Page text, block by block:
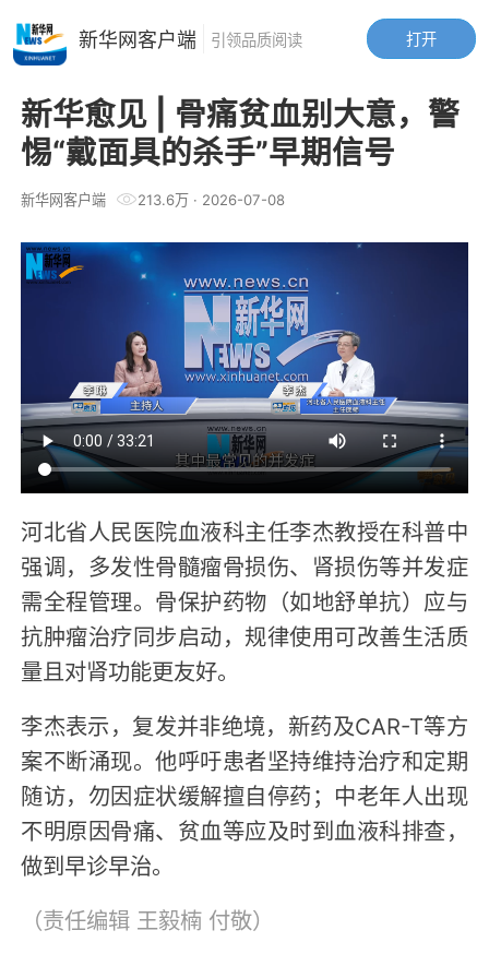
新华愈见 | 骨痛贫血别大意，警
惕“戴面具的杀手”早期信号
新华网客户端 213.6万· 2026-07-08
河北省人民医院血液科主任李杰教授在科普中
强调，多发性骨髓瘤骨损伤、肾损伤等并发症
需全程管理。骨保护药物（如地舒单抗）应与
抗肿瘤治疗同步启动，规律使用可改善生活质
量且对肾功能更友好。
李杰表示，复发并非绝境，新药及CAR-T等方
案不断涌现。他呼吁患者坚持维持治疗和定期
随访，勿因症状缓解擅自停药；中老年人出现
不明原因骨痛、贫血等应及时到血液科排查，
做到早诊早治。
（责任编辑 王毅楠 付敬）
打开
新华网客户端 引领品质阅读